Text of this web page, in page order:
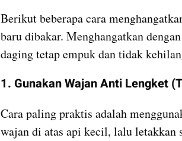
Berikut beberapa cara
baru dibakar. Menghangatkan
daging tetap empuk dan tidak
1. Gunakan Wajan Anti Lengket
Cara paling praktis adalah
wajan di atas api kecil, lalu letakkan